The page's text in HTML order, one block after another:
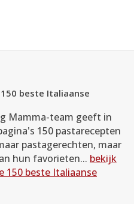
beste Italiaanse
Mamma-team geeft in
150 pastarecepten
pastagerechten, maar
hun favorieten... bekijk
150 beste Italiaanse